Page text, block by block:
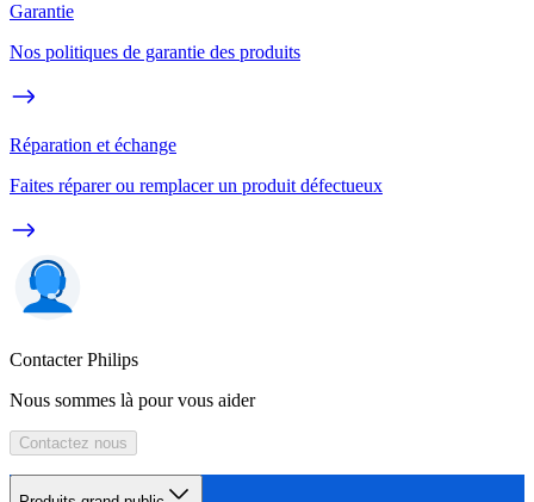
Garantie
Nos politiques de garantie des produits
Réparation et échange
Faites réparer ou remplacer un produit défectueux
Contacter Philips
Nous sommes là pour vous aider
Contactez nous